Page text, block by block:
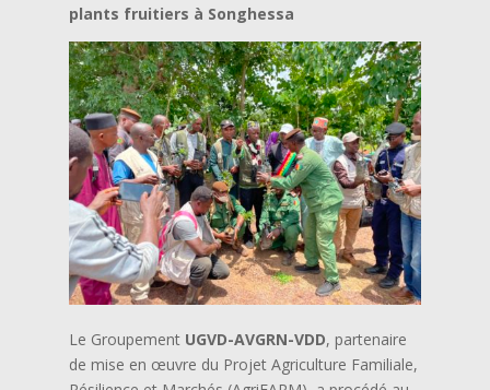
plants fruitiers à Songhessa
Le Groupement UGVD-AVGRN-VDD, partenaire
de mise en œuvre du Projet Agriculture Familiale,